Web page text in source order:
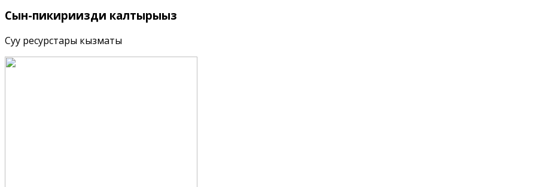
Сын-пикириңизди калтырыңыз
Суу ресурстары кызматы